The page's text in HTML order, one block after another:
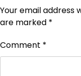
Your email address
are marked *
Comment *